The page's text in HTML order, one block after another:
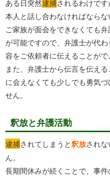
ある日突然逮捕されるわけです
本人と話し合わなければならな
ご家族が面会をできなくても
が可能ですので、弁護士が代
容をご依頼者に伝えることがで
また、弁護士から伝言を伝え
に会えなくても少しでも勇気
せん。
釈放と弁護活動
逮捕されてしまうと釈放され
ん。
長期間休みが続くことで、事